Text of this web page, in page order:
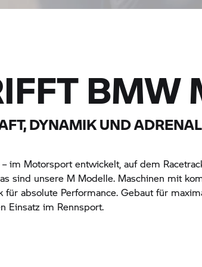
BMW
DYNAMIK UND
– im Motorsport entwickelt, auf dem
sind unsere M Modelle. Maschinen mit
für absolute Performance. Gebaut für
Einsatz im Rennsport.